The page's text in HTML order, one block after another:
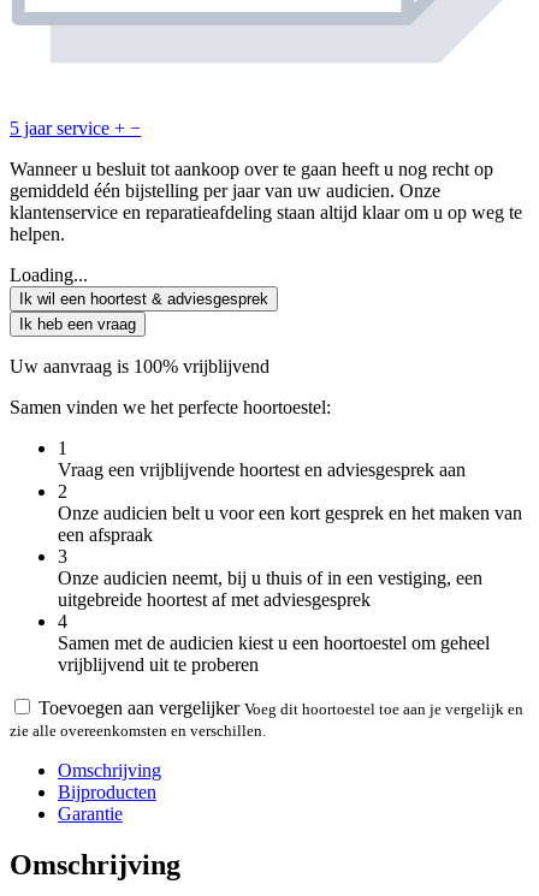
5 jaar service + −
Wanneer u besluit tot aankoop over te gaan heeft u nog recht op
gemiddeld één bijstelling per jaar van uw audicien. Onze
klantenservice en reparatieafdeling staan altijd klaar om u op weg te
helpen.
Loading...
Ik wil een hoortest & adviesgesprek
Ik heb een vraag
Uw aanvraag is 100% vrijblijvend
Samen vinden we het perfecte hoortoestel:
1
Vraag een vrijblijvende hoortest en adviesgesprek aan
2
Onze audicien belt u voor een kort gesprek en het maken van
een afspraak
3
Onze audicien neemt, bij u thuis of in een vestiging, een
uitgebreide hoortest af met adviesgesprek
4
Samen met de audicien kiest u een hoortoestel om geheel
vrijblijvend uit te proberen
Toevoegen aan vergelijker Voeg dit hoortoestel toe aan je vergelijk en
zie alle overeenkomsten en verschillen.
Omschrijving
Bijproducten
Garantie
Omschrijving